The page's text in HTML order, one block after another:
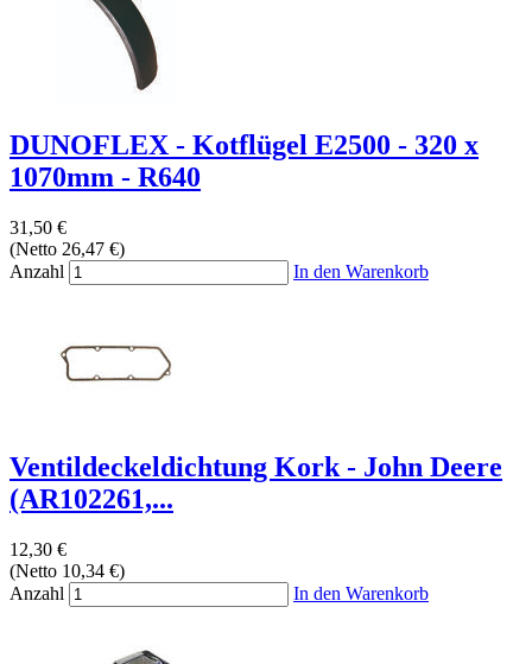
DUNOFLEX - Kotflügel E2500 - 320 x
1070mm - R640
31,50 €
(Netto 26,47 €)
Anzahl
In den Warenkorb
Ventildeckeldichtung Kork - John Deere
(AR102261,...
12,30 €
(Netto 10,34 €)
Anzahl
In den Warenkorb